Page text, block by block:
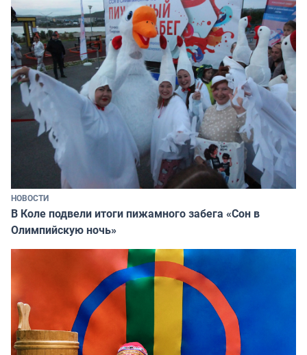
НОВОСТИ
В Коле подвели итоги пижамного забега «Сон в
Олимпийскую ночь»